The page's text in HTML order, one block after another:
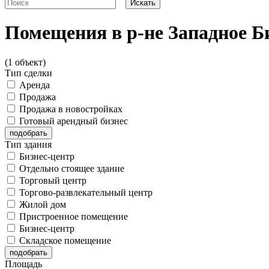
Помещения в р-не Западное
(1 объект)
Тип сделки
Аренда
Продажа
Продажа в новостройках
Готовый арендный бизнес
Тип здания
Бизнес-центр
Отдельно стоящее здание
Торговый центр
Торгово-развлекательный центр
Жилой дом
Пристроенное помещение
Бизнес-центр
Складское помещение
Площадь